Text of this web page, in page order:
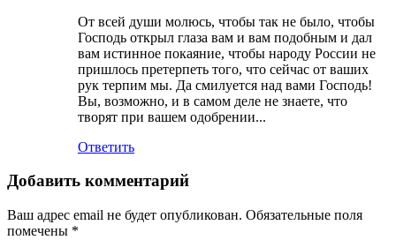
От всей души молюсь, чтобы так не было, чтобы
Господь открыл глаза вам и вам подобным и дал
вам истинное покаяние, чтобы народу России не
пришлось претерпеть того, что сейчас от ваших
рук терпим мы. Да смилуется над вами Господь!
Вы, возможно, и в самом деле не знаете, что
творят при вашем одобрении...
Ответить
Добавить комментарий
Ваш адрес email не будет опубликован. Обязательные поля
помечены *